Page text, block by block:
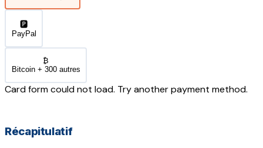
🅿️
PayPal
₿
Bitcoin + 300 autres
Card form could not load. Try another payment method.
Récapitulatif